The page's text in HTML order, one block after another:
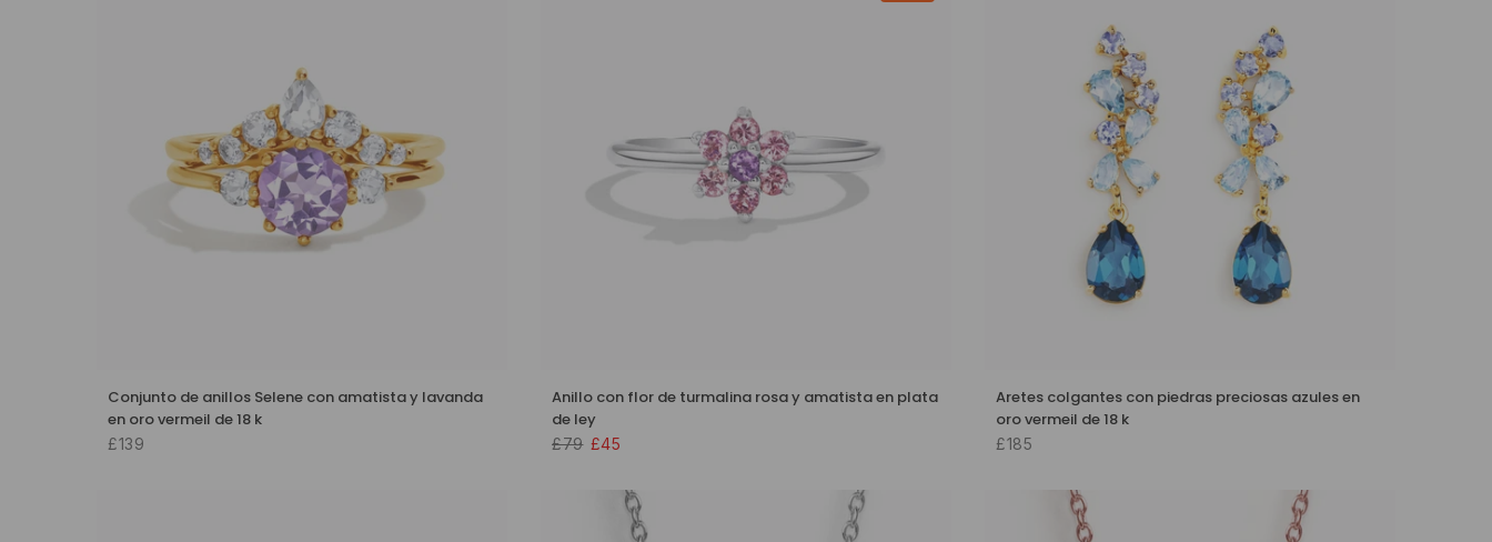
Conjunto de anillos Selene con amatista y lavanda
en oro vermeil de 18 k
£139
Anillo con flor de turmalina rosa y amatista en plata
de ley
£79 £45
Aretes colgantes con piedras preciosas azules en
oro vermeil de 18 k
£185